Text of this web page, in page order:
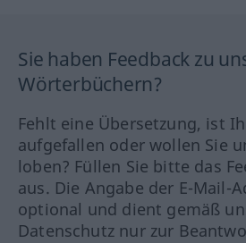
Sie haben Feedback zu
Wörterbüchern?
Fehlt eine Übersetzung, ist
aufgefallen oder wollen Sie
loben? Füllen Sie bitte das
aus. Die Angabe der E-Mail-
optional und dient gemäß
Datenschutz nur zur